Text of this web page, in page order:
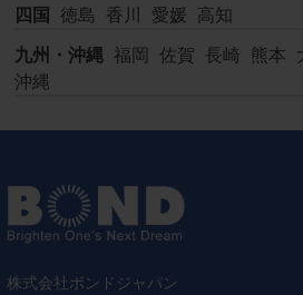
四国 徳島 香川 愛媛 高知
九州・沖縄 福岡 佐賀 長崎 熊本
沖縄
株式会社ボンドジャパン